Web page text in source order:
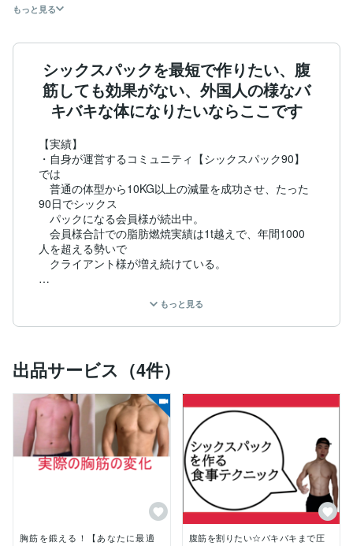
もっと見る
シックスパックを最短で作りたい、腹
筋しても効果がない、外国人の様なバ
キバキな体になりたいならここです
【実績】
・自身が運営するコミュニティ【シックスパック90】
では
普通の体型から10KG以上の減量を成功させ、たった
90日でシックス
パックになる会員様が続出中。
会員様合計での脂肪燃焼実績は1t越えで、年間1000
人を超える勢いで
クライアント様が増え続けている。
100以上のトレーニング法、200以上の食事・サプリ
法から
シックスパックになれると好評。成功率は驚異の90%
超
・最短でシックスパックになる方法を伝授
骨格に合った腹筋方法や効果を10倍以上にする腹筋
方法を伝授。
なかなか落ちなかったお腹周りの脂肪を燃焼させつ
つ、
腹筋をつけ、最短でシックスパックを作り上げる。
・自身もボクシング、フィジークの大会から20KG以上
の減量を何度も
もっと見る
出品サービス（4件）
胸筋を鍛える！【あなたに最適
腹筋を割りたい☆バキバキまで圧